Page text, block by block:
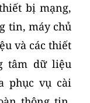
bị mạng,
tin, máy chủ
và các thiết
tâm dữ liệu
phục vụ cài